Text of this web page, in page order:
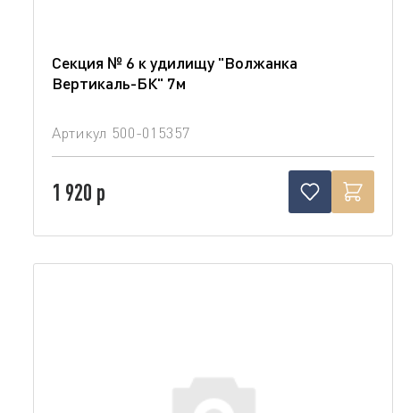
Секция № 6 к удилищу "Волжанка
Вертикаль-БК" 7м
Артикул 500-015357
1 920 р